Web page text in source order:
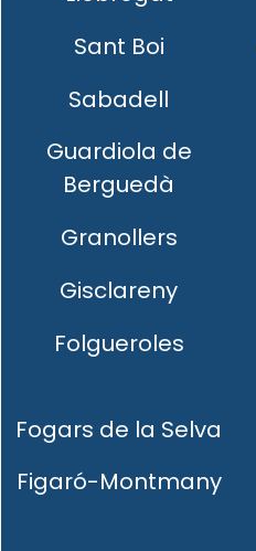
Sant Boi
Sabadell
Guardiola de
Berguedà
Granollers
Gisclareny
Folgueroles
Fogars de la Selva
Figaró-Montmany